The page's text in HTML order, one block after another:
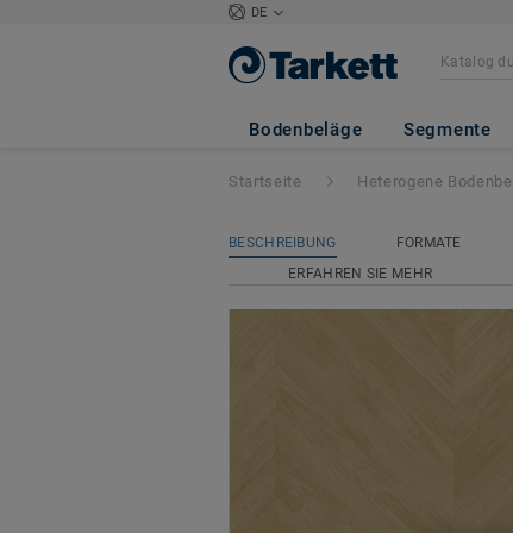
DE
Bodenbeläge Segmente
Acczent
Startseite Heterogene
BESCHREIBUNG FORMATE
ERFAHREN SIE MEHR